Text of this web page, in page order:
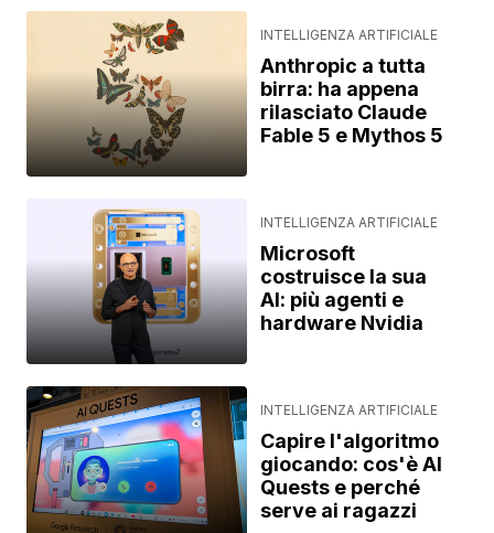
INTELLIGENZA ARTIFICIALE
Anthropic a tutta
birra: ha appena
rilasciato Claude
Fable 5 e Mythos 5
INTELLIGENZA ARTIFICIALE
Microsoft
costruisce la sua
AI: più agenti e
hardware Nvidia
INTELLIGENZA ARTIFICIALE
Capire l'algoritmo
giocando: cos'è AI
Quests e perché
serve ai ragazzi